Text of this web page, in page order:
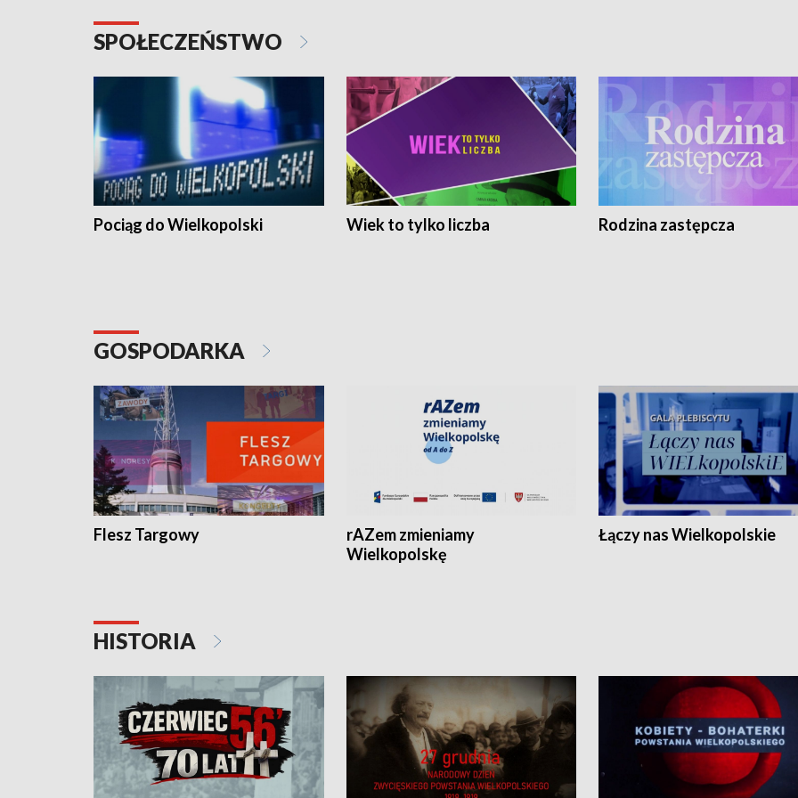
SPOŁECZEŃSTWO
Pociąg do Wielkopolski Wiek to tylko liczba Rodzina zastępcza
GOSPODARKA
Flesz Targowy
rAZem zmieniamy
Wielkopolskę
Łączy nas Wielkopolskie
HISTORIA